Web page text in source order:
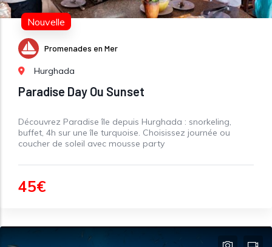
Nouvelle
Promenades en Mer
Hurghada
Paradise Day Ou Sunset
Découvrez Paradise île depuis Hurghada : snorkeling,
buffet, 4h sur une île turquoise. Choisissez journée ou
coucher de soleil avec mousse party
45€